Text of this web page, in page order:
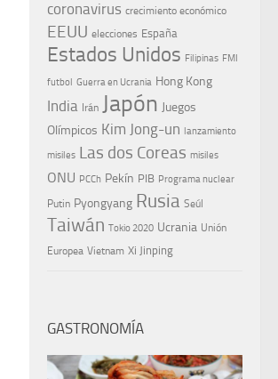
coronavirus crecimiento económico
EEUU elecciones España
Estados Unidos Filipinas FMI
futbol Guerra en Ucrania Hong Kong
India Irán Japón Juegos
Olímpicos Kim Jong-un lanzamiento
misiles Las dos Coreas misiles
ONU PCCh Pekín PIB Programa nuclear
Putin Pyongyang Rusia Seúl
Taiwán Tokio 2020 Ucrania Unión
Europea Vietnam Xi Jinping
GASTRONOMÍA